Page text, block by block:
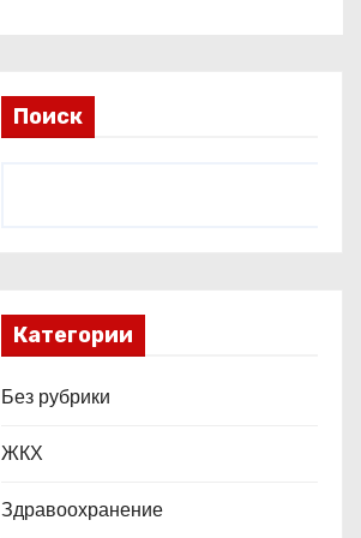
Поиск
Категории
Без рубрики
ЖКХ
Здравоохранение